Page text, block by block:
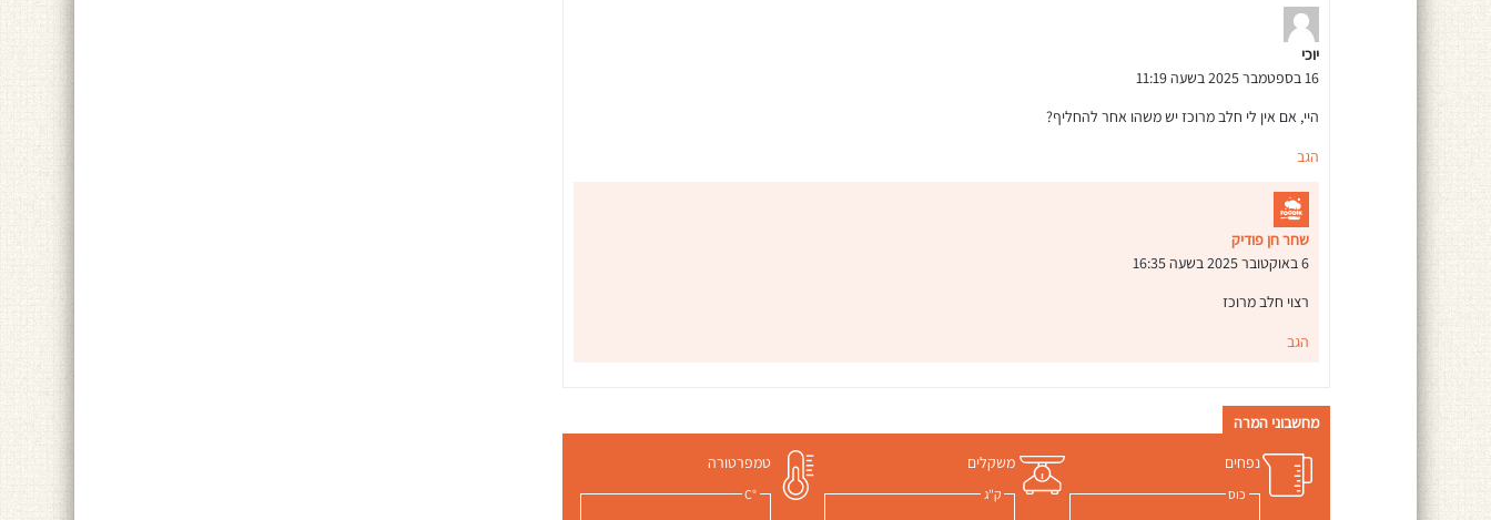
יוכי
16 בספטמבר 2025 בשעה 11:19
היי, אם אין לי חלב מרוכז יש משהו אחר להחליף?
הגב
שחר חן פודיק
6 באוקטובר 2025 בשעה 16:35
רצוי חלב מרוכז
הגב
מחשבוני המרה
נפחים
כוס
משקלים
ק"ג
טמפרטורה
°C